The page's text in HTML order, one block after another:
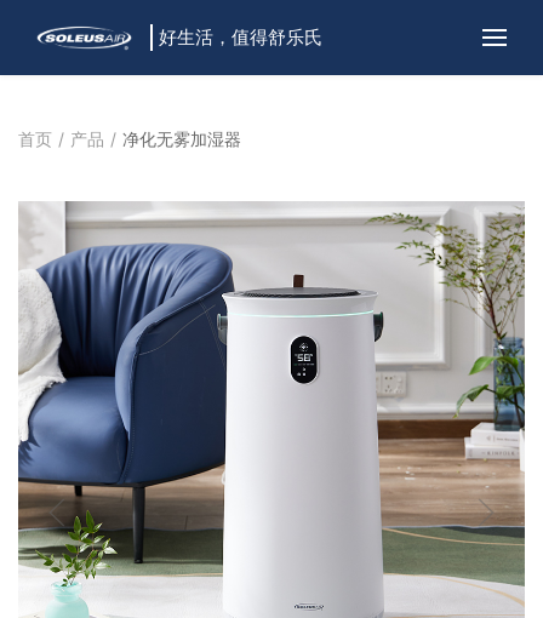
好生活，值得舒乐氏
首页 产品 净化无雾加湿器